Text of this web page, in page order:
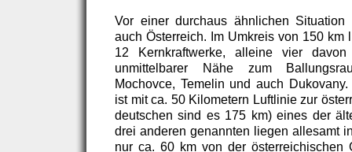
Vor einer durchaus ähnlichen Situation
auch Österreich. Im Umkreis von 150 km
12 Kernkraftwerke, alleine vier
unmittelbarer Nähe zum
Mochovce, Temelin und auch
ist mit ca. 50 Kilometern Luftlinie zur
deutschen sind es 175 km) eines der
drei anderen genannten liegen allesamt
nur ca. 60 km von der österreichischen